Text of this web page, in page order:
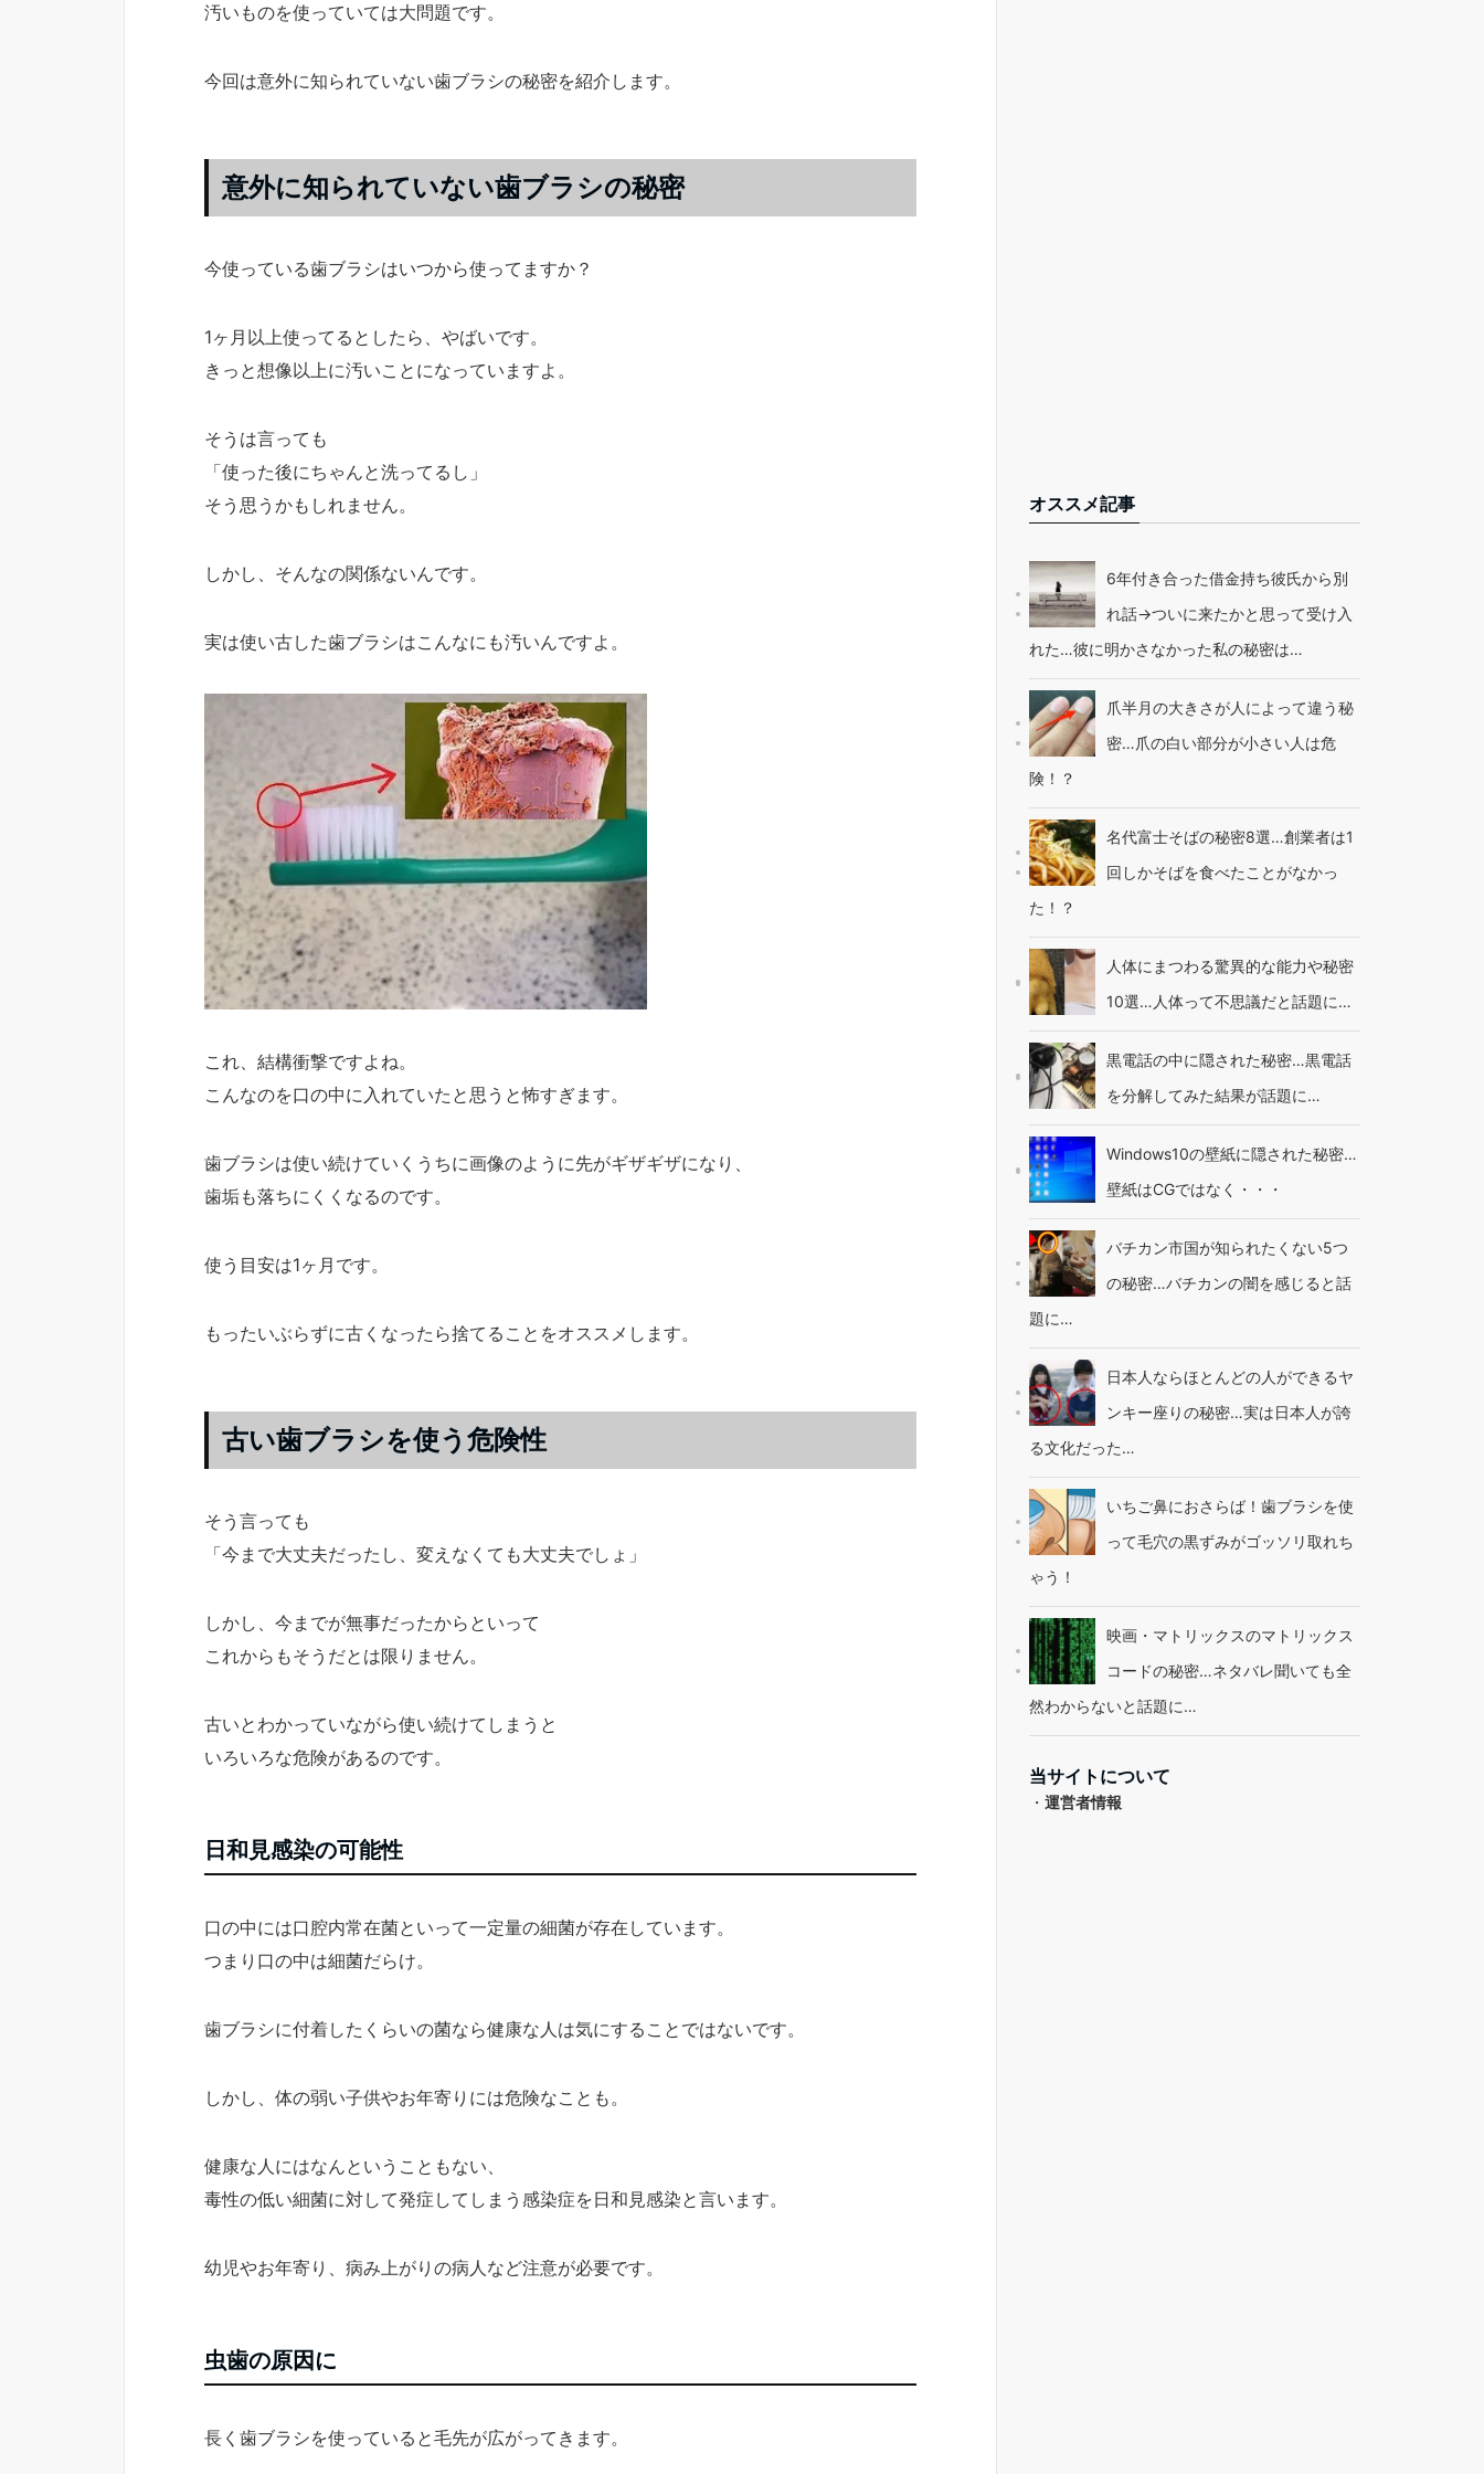
汚いものを使っていては大問題です。
今回は意外に知られていない歯ブラシの秘密を紹介します。
意外に知られていない歯ブラシの秘密
今使っている歯ブラシはいつから使ってますか？
1ヶ月以上使ってるとしたら、やばいです。
きっと想像以上に汚いことになっていますよ。
そうは言っても
「使った後にちゃんと洗ってるし」
そう思うかもしれません。
しかし、そんなの関係ないんです。
実は使い古した歯ブラシはこんなにも汚いんですよ。
これ、結構衝撃ですよね。
こんなのを口の中に入れていたと思うと怖すぎます。
歯ブラシは使い続けていくうちに画像のように先がギザギザになり、
歯垢も落ちにくくなるのです。
使う目安は1ヶ月です。
もったいぶらずに古くなったら捨てることをオススメします。
古い歯ブラシを使う危険性
そう言っても
「今まで大丈夫だったし、変えなくても大丈夫でしょ」
しかし、今までが無事だったからといって
これからもそうだとは限りません。
古いとわかっていながら使い続けてしまうと
いろいろな危険があるのです。
日和見感染の可能性
口の中には口腔内常在菌といって一定量の細菌が存在しています。
つまり口の中は細菌だらけ。
歯ブラシに付着したくらいの菌なら健康な人は気にすることではないです。
しかし、体の弱い子供やお年寄りには危険なことも。
健康な人にはなんということもない、
毒性の低い細菌に対して発症してしまう感染症を日和見感染と言います。
幼児やお年寄り、病み上がりの病人など注意が必要です。
虫歯の原因に
長く歯ブラシを使っていると毛先が広がってきます。
オススメ記事
6年付き合った借金持ち彼氏から別
れ話→ついに来たかと思って受け入
れた…彼に明かさなかった私の秘密は…
爪半月の大きさが人によって違う秘
密…爪の白い部分が小さい人は危
険！？
名代富士そばの秘密8選…創業者は1
回しかそばを食べたことがなかっ
た！？
人体にまつわる驚異的な能力や秘密
10選…人体って不思議だと話題に…
黒電話の中に隠された秘密…黒電話
を分解してみた結果が話題に…
Windows10の壁紙に隠された秘密…
壁紙はCGではなく・・・
バチカン市国が知られたくない5つ
の秘密…バチカンの闇を感じると話
題に…
日本人ならほとんどの人ができるヤ
ンキー座りの秘密…実は日本人が誇
る文化だった…
いちご鼻におさらば！歯ブラシを使
って毛穴の黒ずみがゴッソリ取れち
ゃう！
映画・マトリックスのマトリックス
コードの秘密…ネタバレ聞いても全
然わからないと話題に…
当サイトについて
・ 運営者情報